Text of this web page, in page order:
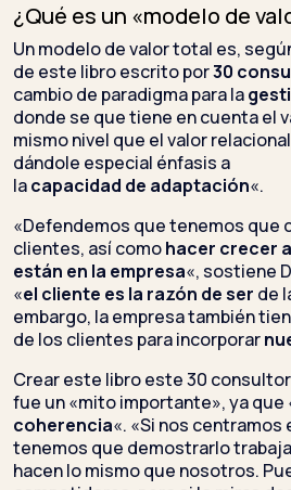
¿Qué es un «modelo de
Un modelo de valor total es,
de este libro escrito por30
cambio de paradigma para la
donde se que tiene en cuenta el
mismo nivel que el valor
dándole especial énfasis a
lacapacidad de adaptación«.
«Defendemos que tenemos que
clientes, así comohacer crecer
están en la empresa«, sostiene
«el cliente es la razón de ser de
embargo, la empresa también
de los clientes para incorporar
Crear este libro este 30
fue un «mito importante», ya que
coherencia«. «Si nos centramos
tenemos que demostrarlo
hacen lo mismo que nosotros.